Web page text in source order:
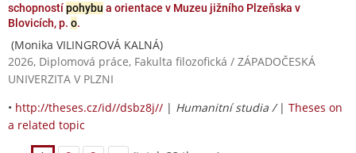
schopnostípohybu a orientace v Muzeu jižního Plzeňska v
Blovicích, p. o.
(Monika VILINGROVÁ KALNÁ)
2026, Diplomová práce, Fakulta filozofická / ZÁPADOČESKÁ
UNIVERZITA V PLZNI
• http://theses.cz/id//dsbz8j// | Humanitní studia / | Theses on
a related topic